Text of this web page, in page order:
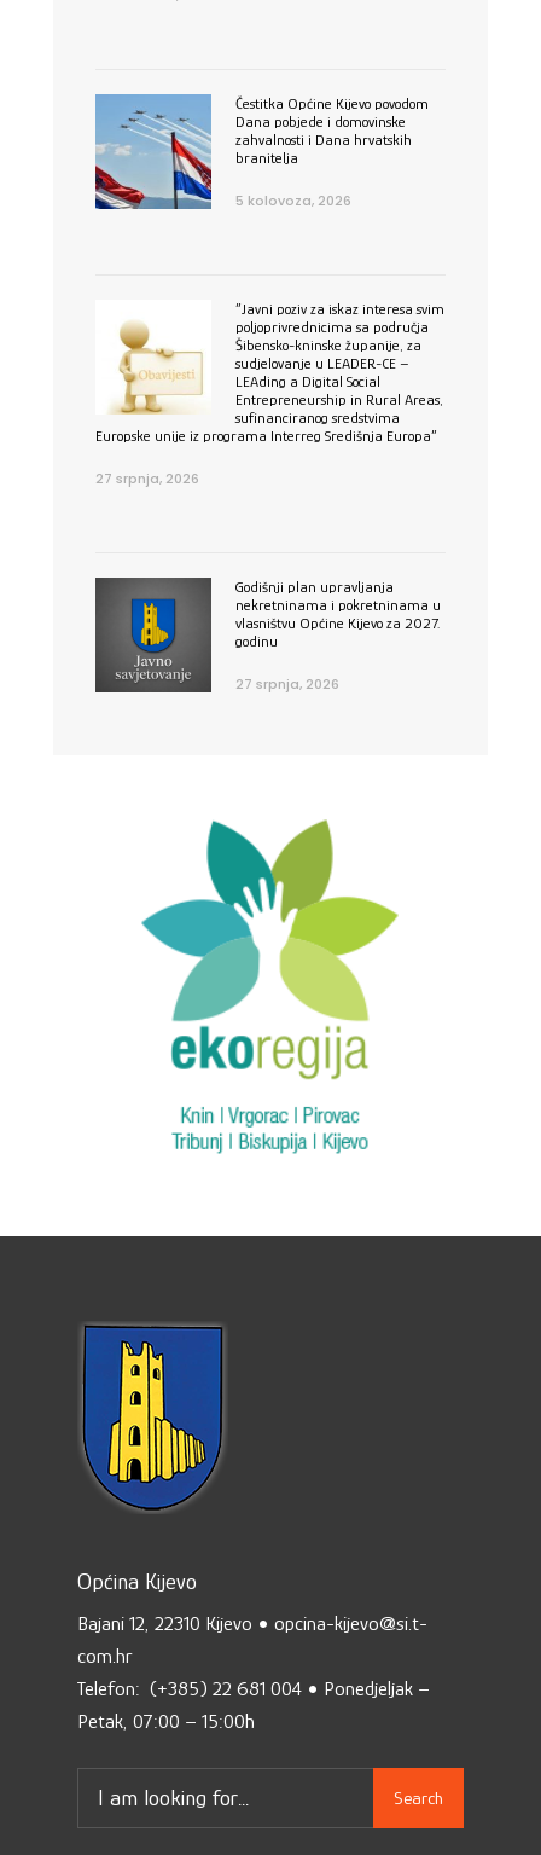
Čestitka Općine Kijevo povodom
Dana pobjede i domovinske
zahvalnosti i Dana hrvatskih
branitelja
5 kolovoza, 2026
”Javni poziv za iskaz interesa svim
poljoprivrednicima sa područja
Šibensko-kninske županije, za
sudjelovanje u LEADER-CE –
LEAding a Digital Social
Entrepreneurship in Rural Areas,
sufinanciranog sredstvima
Europske unije iz programa Interreg Središnja Europa”
27 srpnja, 2026
Godišnji plan upravljanja
nekretninama i pokretninama u
vlasništvu Općine Kijevo za 2027.
godinu
27 srpnja, 2026
Općina Kijevo
Bajani 12, 22310 Kijevo • opcina-kijevo@si.t-
com.hr
Telefon: (+385) 22 681 004 • Ponedjeljak –
Petak, 07:00 – 15:00h
Search